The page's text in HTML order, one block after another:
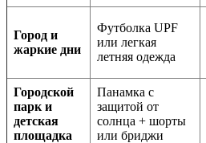
Город и
жаркие дни
Футболка UPF
или легкая
летняя одежда
Городской
парк и
детская
площадка
Панамка с
защитой от
солнца + шорты
или бриджи